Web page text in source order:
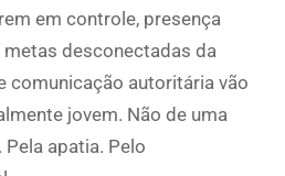
em controle, presença
desconectadas da
comunicação autoritária vão
jovem. Não de uma
apatia. Pelo